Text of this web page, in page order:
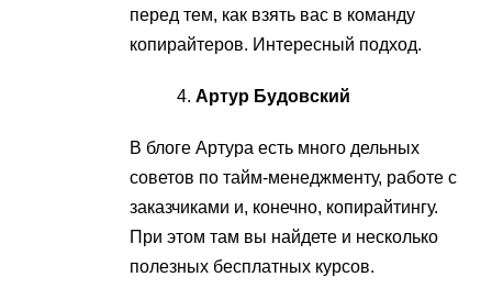
перед тем, как взять вас в команду
копирайтеров. Интересный подход.
Артур Будовский
В блоге Артура есть много дельных
советов по тайм-менеджменту, работе с
заказчиками и, конечно, копирайтингу.
При этом там вы найдете и несколько
полезных бесплатных курсов.